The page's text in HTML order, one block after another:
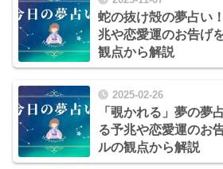
蛇の抜け殻の夢占い
兆や恋愛運のお告げ
観点から解説
2025-02-26
「覗かれる」夢の夢
る予兆や恋愛運のお
ルの観点から解説